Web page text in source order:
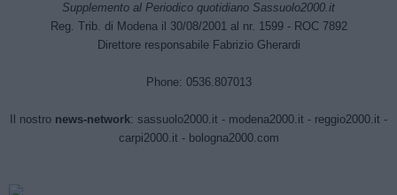
Supplemento al Periodico quotidiano Sassuolo2000.it
Reg. Trib. di Modena il 30/08/2001 al nr. 1599 - ROC 7892
Direttore responsabile Fabrizio Gherardi
Phone: 0536.807013
Il nostro news-network: sassuolo2000.it - modena2000.it - reggio2000.it -
carpi2000.it- bologna2000.com